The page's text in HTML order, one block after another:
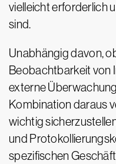
vielleicht erforderlich
sind.
Unabhängig davon,
Beobachtbarkeit von
externe
Kombination daraus
wichtig
und
spezifischen